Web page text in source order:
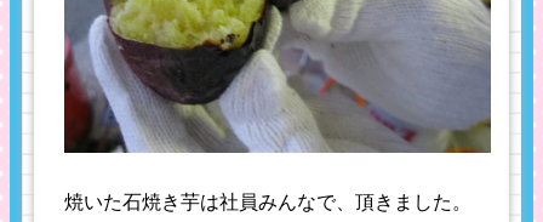
焼いた石焼き芋は社員みんなで、頂きました。